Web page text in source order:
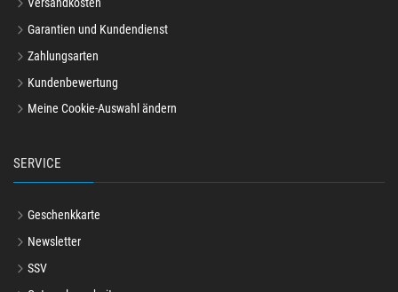
Versandkosten
Garantien und Kundendienst
Zahlungsarten
Kundenbewertung
Meine Cookie-Auswahl ändern
SERVICE
Geschenkkarte
Newsletter
SSV